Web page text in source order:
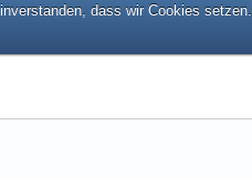
dass wir Cookies setzen.